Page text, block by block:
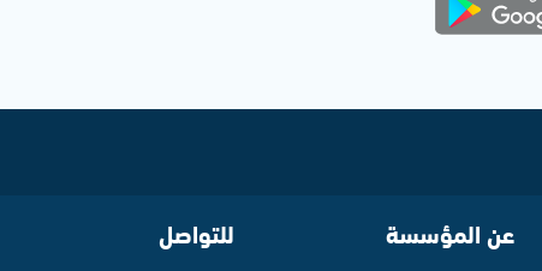
عن المؤسسة للتواصل